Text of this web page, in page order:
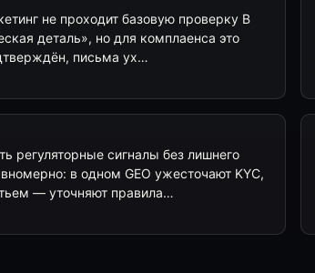
не проходит базовую проверку В
деталь», но для комплаенса это
письма ух…
регуляторные сигналы без лишнего
в одном GEO ужесточают KYC,
— уточняют правила…